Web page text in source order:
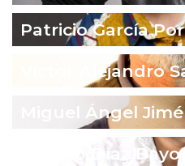
Patricio García
Víctor Alejandro
Miguel Ángel
Ignacio Díaz Bayo